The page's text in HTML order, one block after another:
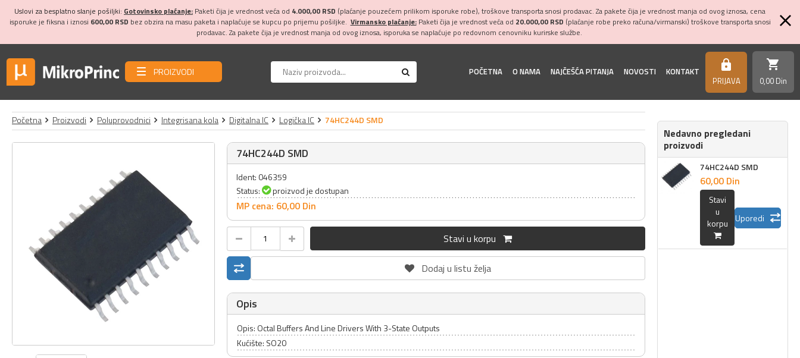
Uslovi za besplatno slanje pošiljki: Gotovinsko plaćanje: Paketi čija je vrednost veća od 4.000,00 RSD (plaćanje pouzećem prilikom isporuke robe), troškove transporta snosi prodavac. Za pakete čija je vrednost manja od ovog iznosa, cena
isporuke je fiksna i iznosi 600,00 RSD bez obzira na masu paketa i naplaćuje se kupcu po prijemu pošiljke. Virmansko plaćanje:Paketi čija je vrednost veća od 20.000,00 RSD (plaćanje robe preko računa/virmanski) troškove transporta snosi
prodavac. Za pakete čija je vrednost manja od ovog iznosa, isporuka se naplaćuje po redovnom cenovniku kurirske službe.
PROIZVODI POČETNA O NAMA NAJČEŠĆA PITANJA NOVOSTI KONTAKT https
PRIJAVA
shopping_cart
0,00 Din
Početna Proizvodi Poluprovodnici Integrisana kola Digitalna IC Logička IC 74HC244D SMD
74HC244D SMD
Ident: 046359
Status:
proizvod je dostupan
MP cena: 60,00 Din
Stavi u korpu
Dodaj u listu želja
Opis
Opis: Octal Buffers And Line Drivers With 3-State Outputs
Kućište: SO20
Nedavno pregledani
proizvodi
74HC244D SMD
60,00 Din
Stavi
u
korpu
Uporedi